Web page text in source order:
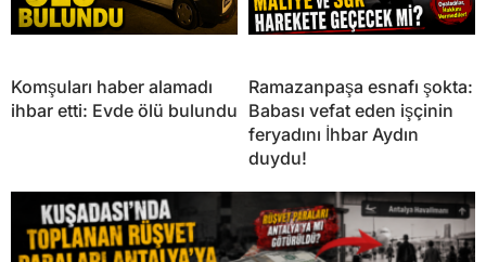
Komşuları haber alamadı
ihbar etti: Evde ölü bulundu
Ramazanpaşa esnafı şokta:
Babası vefat eden işçinin
feryadını İhbar Aydın
duydu!